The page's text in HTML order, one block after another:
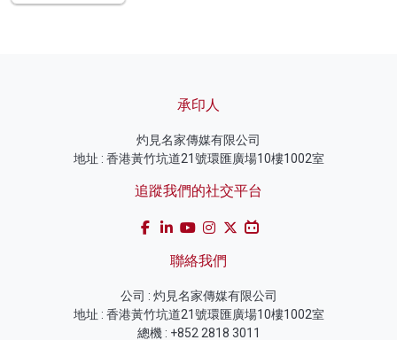
承印人
灼見名家傳媒有限公司
地址 : 香港黃竹坑道21號環匯廣場10樓1002室
追蹤我們的社交平台
聯絡我們
公司 : 灼見名家傳媒有限公司
地址 : 香港黃竹坑道21號環匯廣場10樓1002室
總機 : +852 2818 3011